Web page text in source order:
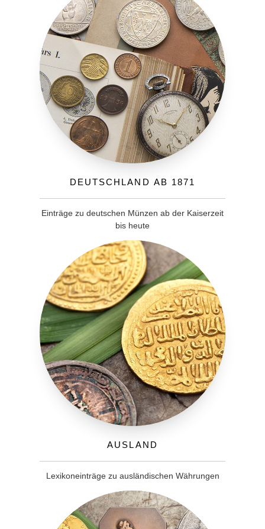
Deutschland ab 1871
Einträge zu deutschen Münzen ab der Kaiserzeit
bis heute
Ausland
Lexikoneinträge zu ausländischen Währungen